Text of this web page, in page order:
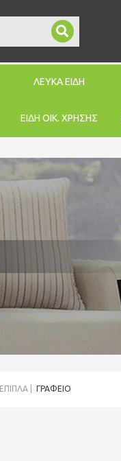
ΛΕΥΚΑ ΕΙΔΗ
ΕΙΔΗ ΟΙΚ. ΧΡΗΣΗΣ
ΕΠΙΠΛΑ ΓΡΑΦΕΊΟ